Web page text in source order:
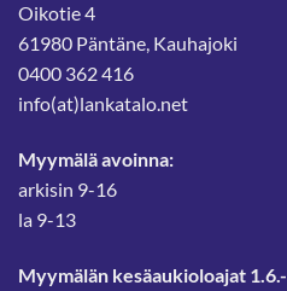
Oikotie 4
61980 Päntäne, Kauhajoki
0400 362 416
info(at)lankatalo.net
Myymälä avoinna:
arkisin 9-16
la 9-13
Myymälän kesäaukioloajat 1.6.-